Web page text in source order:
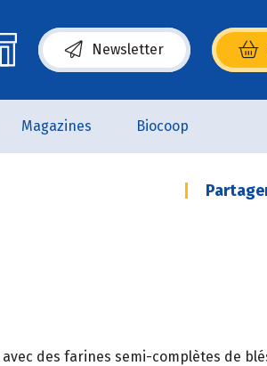
Newsletter
(s’ouvre dans une nouvelle
Magazines Biocoop
des farines semi-complètes de